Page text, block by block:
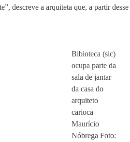
descreve a arquiteta que, a partir
Bibioteca (sic)
ocupa parte da
sala de jantar
da casa do
arquiteto
carioca
Maurício
Nóbrega Foto: